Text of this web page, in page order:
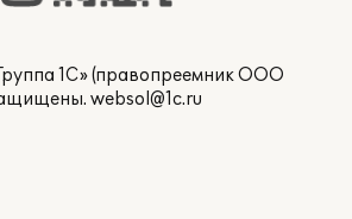
1С» (правопреемник ООО
websol@1c.ru